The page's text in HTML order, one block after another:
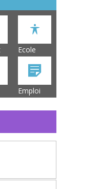
Ecole
Emploi